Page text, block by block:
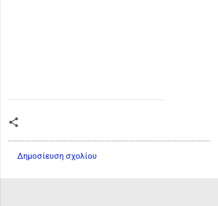
Δημοσίευση σχολίου